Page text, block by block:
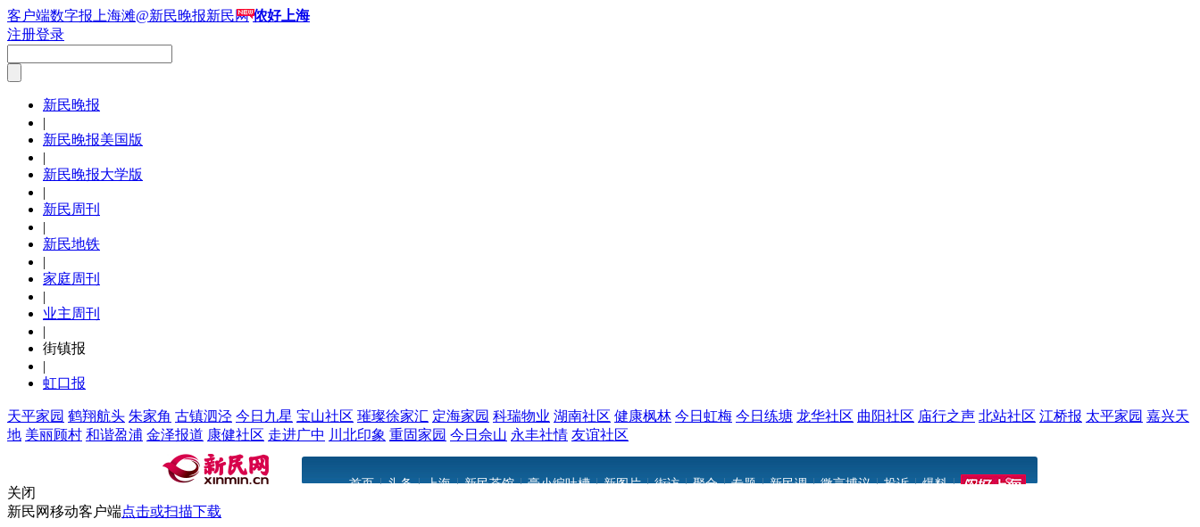
客户端数字报 上海滩@新民晚报新民网 侬好上海
注册登录
新民晚报
|
新民晚报美国版
|
新民晚报大学版
|
新民周刊
|
新民地铁
|
家庭周刊
|
业主周刊
|
街镇报
|
虹口报
天平家园 鹤翔航头 朱家角 古镇泗泾 今日九星 宝山社区 璀璨徐家汇 定海家园 科瑞物业 湖南社区 健康枫林 今日虹梅 今日练塘 龙华社区 曲阳社区 庙行之声 北站社区 江桥报 太平家园 嘉兴天
地 美丽顾村 和谐盈浦 金泽报道 康健社区 走进广中 川北印象 重固家园 今日佘山 永丰社情 友谊社区
首页 | 头条 | 上海 | 新民茶馆 | 豪小编吐槽 | 新图片 | 街访 | 聚合 | 专题 | 新民调 | 微言博议 | 投诉 | 爆料 |
关闭
新民网移动客户端点击或扫描下载